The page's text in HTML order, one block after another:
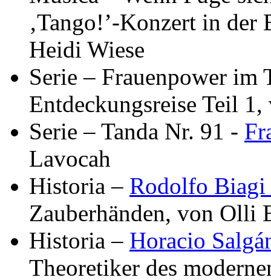
‚Tango!’-Konzert in
Heidi Wiese
Serie – Frauenpower im
Entdeckungsreise Teil
Serie – Tanda Nr. 91 -
Lavocah
Historia – Rodolfo Biagi
Zauberhänden, von Olli
Historia – Horacio
Theoretiker des